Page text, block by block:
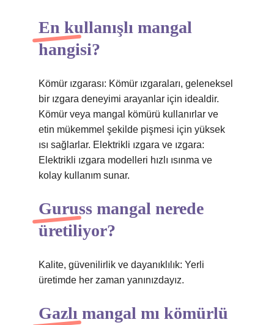
En kullanışlı mangal
hangisi?
Kömür ızgarası: Kömür ızgaraları, geleneksel
bir ızgara deneyimi arayanlar için idealdir.
Kömür veya mangal kömürü kullanırlar ve
etin mükemmel şekilde pişmesi için yüksek
ısı sağlarlar. Elektrikli ızgara ve ızgara:
Elektrikli ızgara modelleri hızlı ısınma ve
kolay kullanım sunar.
Guruss mangal nerede
üretiliyor?
Kalite, güvenilirlik ve dayanıklılık: Yerli
üretimde her zaman yanınızdayız.
Gazlı mangal mı kömürlü